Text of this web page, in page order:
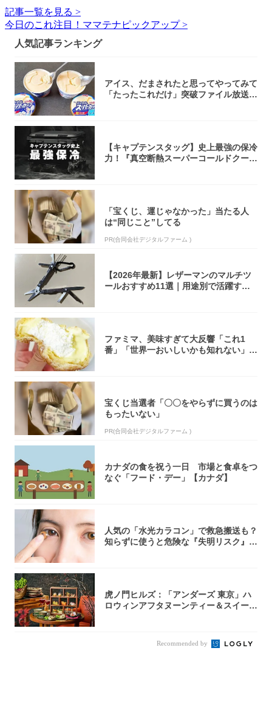
記事一覧を見る >
今日のこれ注目！ママテナピックアップ >
人気記事ランキング
アイス、だまされたと思ってやってみて
「たったこれだけ」突破ファイル放送で
【キャプテンスタッグ】史上最強の保冷
力！『真空断熱スーパーコールドクーラ
「宝くじ、運じゃなかった」当たる人
は“同じこと”してる
PR(合同会社デジタルファーム )
【2026年最新】レザーマンのマルチツ
ールおすすめ11選｜用途別で活躍する
ファミマ、美味すぎて大反響「これ1
番」「世界一おいしいかも知れない」
宝くじ当選者「〇〇をやらずに買うのは
もったいない」
PR(合同会社デジタルファーム )
カナダの食を祝う一日 市場と食卓をつ
なぐ「フード・デー」【カナダ】
人気の「水光カラコン」で救急搬送も？
知らずに使うと危険な『失明リスク』と
虎ノ門ヒルズ：「アンダーズ 東京」ハ
ロウィンアフタヌーンティー＆スイーツ
Recommended by